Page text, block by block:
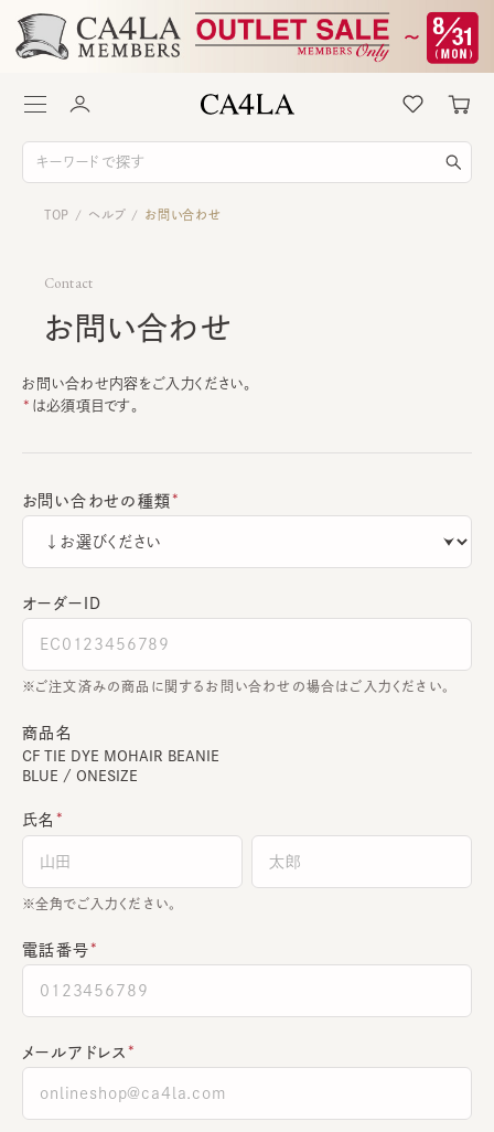
TOP / ヘルプ / お問い合わせ
Contact
お問い合わせ
お問い合わせ内容をご入力ください。
は必須項目です。
お問い合わせの種類
オーダーＩＤ
ご注文済みの商品に関するお問い合わせの場合はご入力ください。
商品名
CF TIE DYE MOHAIR BEANIE
BLUE / ONESIZE
氏名
全角でご入力ください。
電話番号
メールアドレス